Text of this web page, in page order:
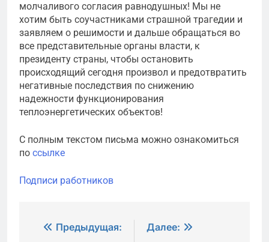
молчаливого согласия равнодушных! Мы не
хотим быть соучастниками страшной трагедии и
заявляем о решимости и дальше обращаться во
все представительные органы власти, к
президенту страны, чтобы остановить
происходящий сегодня произвол и предотвратить
негативные последствия по снижению
надежности функционирования
теплоэнергетических объектов!
С полным текстом письма можно ознакомиться
по ссылке
Подписи работников
Навигация
Предыдущая:
Далее: